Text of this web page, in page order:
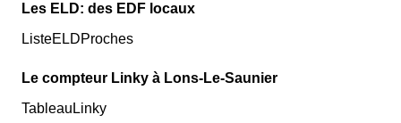
Les ELD: des EDF locaux
ListeELDProches
Le compteur Linky à Lons-Le-Saunier
TableauLinky